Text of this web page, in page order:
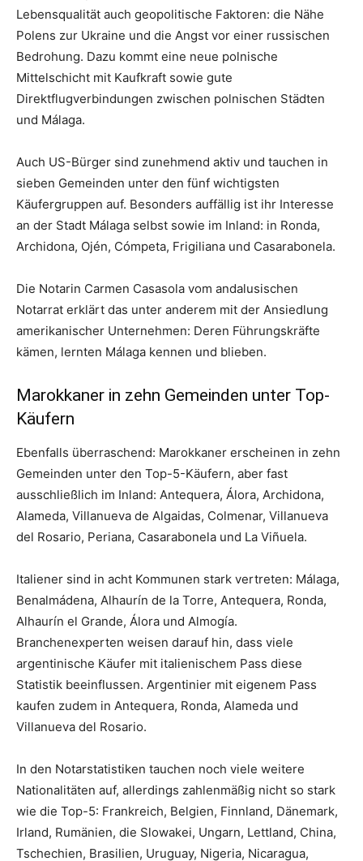
Lebensqualität auch geopolitische Faktoren: die Nähe
Polens zur Ukraine und die Angst vor einer russischen
Bedrohung. Dazu kommt eine neue polnische
Mittelschicht mit Kaufkraft sowie gute
Direktflugverbindungen zwischen polnischen Städten
und Málaga.
Auch US-Bürger sind zunehmend aktiv und tauchen in
sieben Gemeinden unter den fünf wichtigsten
Käufergruppen auf. Besonders auffällig ist ihr Interesse
an der Stadt Málaga selbst sowie im Inland: in Ronda,
Archidona, Ojén, Cómpeta, Frigiliana und Casarabonela.
Die Notarin Carmen Casasola vom andalusischen
Notarrat erklärt das unter anderem mit der Ansiedlung
amerikanischer Unternehmen: Deren Führungskräfte
kämen, lernten Málaga kennen und blieben.
Marokkaner in zehn Gemeinden unter Top-
Käufern
Ebenfalls überraschend: Marokkaner erscheinen in zehn
Gemeinden unter den Top-5-Käufern, aber fast
ausschließlich im Inland: Antequera, Álora, Archidona,
Alameda, Villanueva de Algaidas, Colmenar, Villanueva
del Rosario, Periana, Casarabonela und La Viñuela.
Italiener sind in acht Kommunen stark vertreten: Málaga,
Benalmádena, Alhaurín de la Torre, Antequera, Ronda,
Alhaurín el Grande, Álora und Almogía.
Branchenexperten weisen darauf hin, dass viele
argentinische Käufer mit italienischem Pass diese
Statistik beeinflussen. Argentinier mit eigenem Pass
kaufen zudem in Antequera, Ronda, Alameda und
Villanueva del Rosario.
In den Notarstatistiken tauchen noch viele weitere
Nationalitäten auf, allerdings zahlenmäßig nicht so stark
wie die Top-5: Frankreich, Belgien, Finnland, Dänemark,
Irland, Rumänien, die Slowakei, Ungarn, Lettland, China,
Tschechien, Brasilien, Uruguay, Nigeria, Nicaragua,